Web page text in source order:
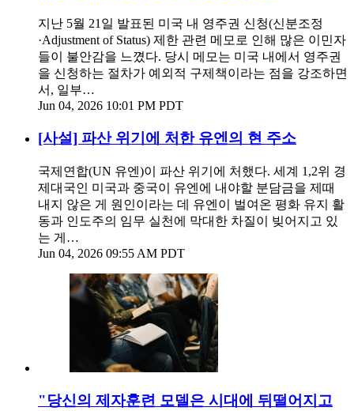
지난 5월 21일 발표된 미국 내 영주권 신청(신분조정
·Adjustment of Status) 제한 관련 메모로 인해 많은 이민자
들이 불안감을 느꼈다. 당시 메모는 미국 내에서 영주권
을 신청하는 절차가 예외적 구제책이라는 점을 강조하면
서, 일부…
Jun 04, 2026 10:01 PM PDT
[사설] 파산 위기에 처한 유엔의 현 주소
국제연합(UN 유엔)이 파산 위기에 처했다. 세계 1,2위 경
제대국인 미국과 중국이 유엔에 내야할 분담금을 제때
내지 않은 게 원인이라는 데 유엔이 벌여온 평화 유지 활
동과 인도주의 임무 실천에 막대한 차질이 빚어지고 있
는 게…
Jun 04, 2026 09:55 AM PDT
"당신의 제자훈련 모델은 시대에 뒤떨어지고